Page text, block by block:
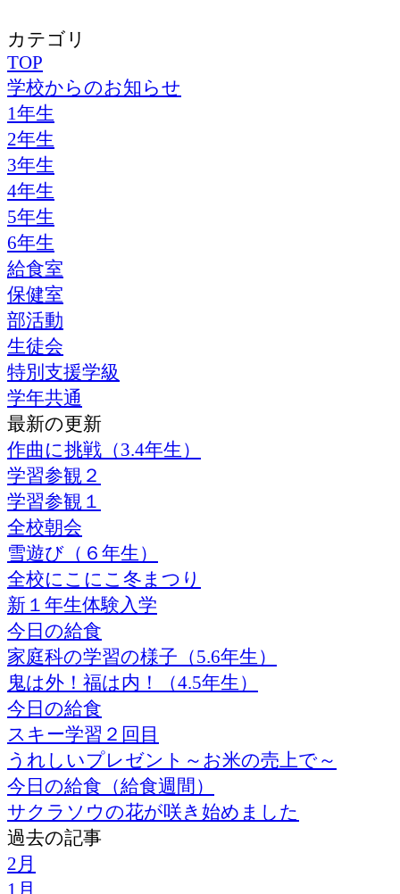
カテゴリ
TOP
学校からのお知らせ
1年生
2年生
3年生
4年生
5年生
6年生
給食室
保健室
部活動
生徒会
特別支援学級
学年共通
最新の更新
作曲に挑戦（3.4年生）
学習参観２
学習参観１
全校朝会
雪遊び（６年生）
全校にこにこ冬まつり
新１年生体験入学
今日の給食
家庭科の学習の様子（5.6年生）
鬼は外！福は内！（4.5年生）
今日の給食
スキー学習２回目
うれしいプレゼント～お米の売上で～
今日の給食（給食週間）
サクラソウの花が咲き始めました
過去の記事
2月
1月